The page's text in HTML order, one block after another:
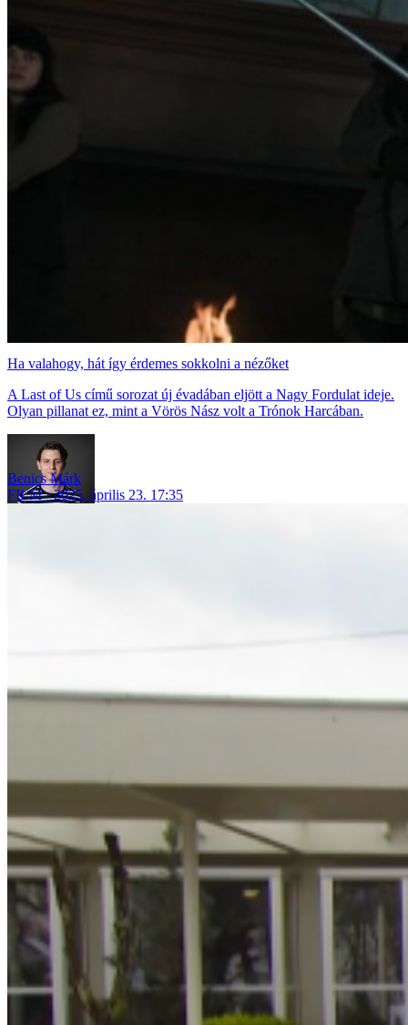
Ha valahogy, hát így érdemes sokkolni a nézőket
A Last of Us című sorozat új évadában eljött a Nagy Fordulat ideje.
Olyan pillanat ez, mint a Vörös Nász volt a Trónok Harcában.
Benics Márk
FILM
2025. április 23. 17:35